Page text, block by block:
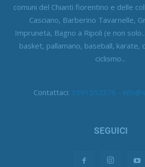
comuni del Chianti fiorentino e delle
Casciano, Barberino Tavarnelle,
Impruneta, Bagno a Ripoli (e non
basket, pallamano, baseball, karate,
ciclismo...
Contattaci: 3391552376 -
SEGUICI